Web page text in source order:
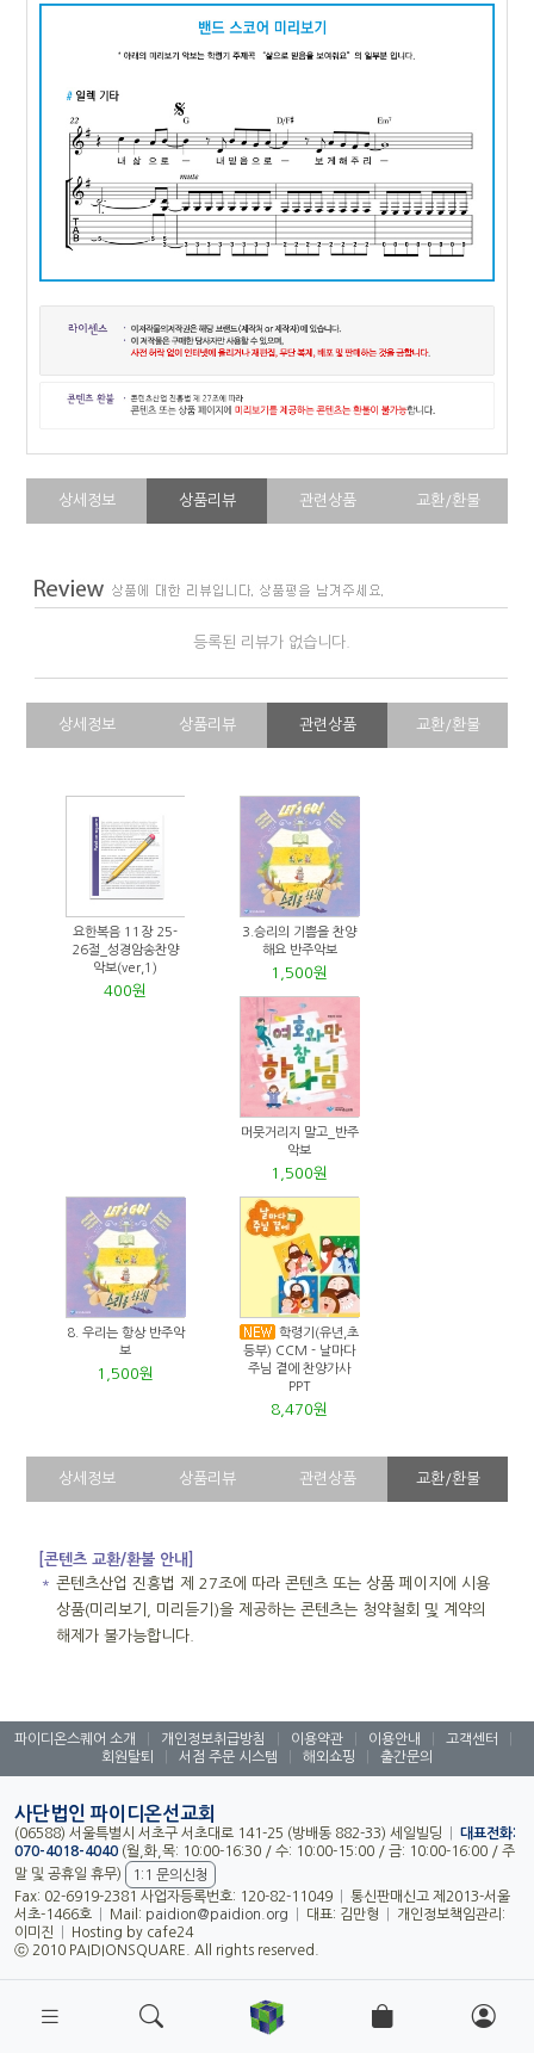
상세정보 상품리뷰 관련상품 교환/환불
등록된 리뷰가 없습니다.
상세정보 상품리뷰 관련상품 교환/환불
요한복음 11장 25-
26절_성경암송찬양
악보(ver,1)
400원
3.승리의 기쁨을 찬양
해요 반주악보
1,500원
머뭇거리지 말고_반주
악보
1,500원
8. 우리는 항상 반주악
보
1,500원
학령기(유년,초
등부) CCM - 날마다
주님 곁에 찬양가사
PPT
8,470원
상세정보 상품리뷰 관련상품 교환/환불
[콘텐츠 교환/환불 안내]
＊ 콘텐츠산업 진흥법 제 27조에 따라 콘텐츠 또는 상품 페이지에 시용
상품(미리보기, 미리듣기)을 제공하는 콘텐츠는 청약철회 및 계약의
해제가 불가능합니다.
파이디온스퀘어 소개 개인정보취급방침 이용약관 이용안내 고객센터
회원탈퇴
서점 주문 시스템 해외쇼핑 출간문의
사단법인 파이디온선교회
(06588) 서울특별시 서초구 서초대로 141-25 (방배동 882-33) 세일빌딩
대표전화:
070-4018-4040 (월,화,목: 10:00-16:30 / 수: 10:00-15:00 / 금: 10:00-16:00 / 주
말 및 공휴일 휴무)
1:1 문의신청
Fax: 02-6919-2381 사업자등록번호: 120-82-11049
통신판매신고 제2013-서울
서초-1466호
Mail: paidion@paidion.org 대표: 김만형
개인정보책임관리:
이미진
Hosting by cafe24
ⓒ 2010 PAIDIONSQUARE. All rights reserved.